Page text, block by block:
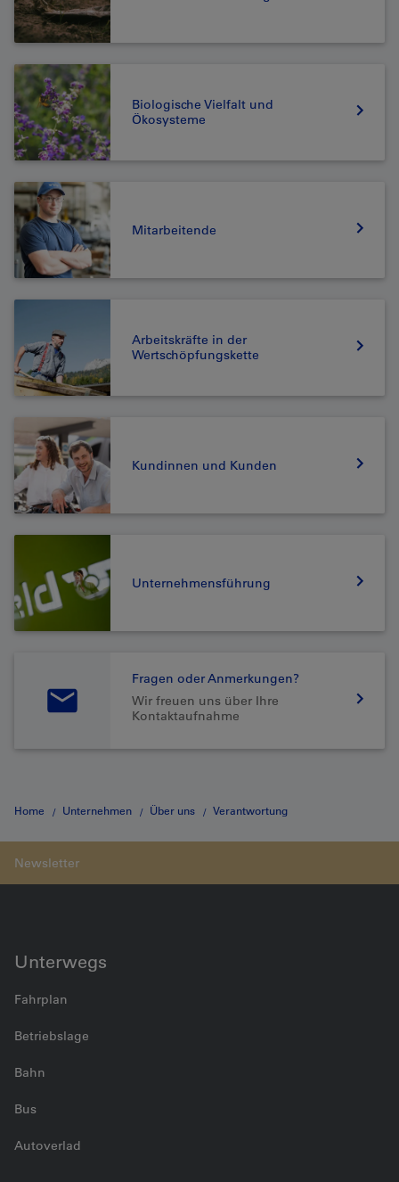
Biologische Vielfalt und
Ökosysteme
Mitarbeitende
Arbeitskräfte in der
Wertschöpfungskette
Kundinnen und Kunden
Unternehmensführung
Fragen oder Anmerkungen?
Wir freuen uns über Ihre
Kontaktaufnahme
Home Unternehmen Über uns Verantwortung
Unterwegs
Fahrplan
Betriebslage
Bahn
Bus
Autoverlad